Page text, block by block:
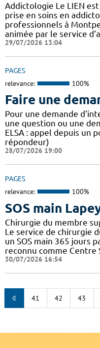
Addictologie Le LIEN
prise en soins en
professionnels à
animée par le service
29/07/2026 13:04
PAGES
relevance: 100%
Faire une
Pour une demande
une question ou une
ELSA : appel depuis un
répondeur)
28/07/2026 19:00
PAGES
relevance: 100%
SOS main
Chirurgie du membre
Le service de chirurgie
un SOS main 365 jours
reconnu comme Centre
30/07/2026 16:54
41 42 43